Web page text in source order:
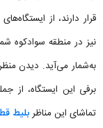
قرار دارند، از
نیز در منطقه سوادکوه
به‌شمار می‌آید. دیدن
برفی این ایستگاه، از
تماشای این مناظربلیط